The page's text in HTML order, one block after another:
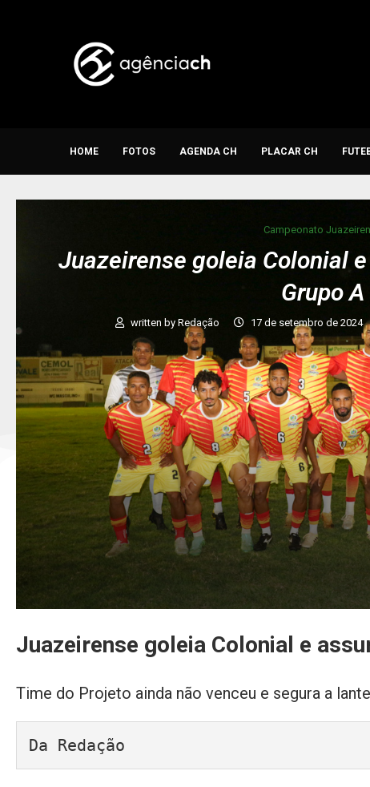
HOME FOTOS AGENDA CH PLACAR CH
Campeonato
Juazeirense goleia Colonial
Grupo A
written byRedação 17 de setembro de 2024
Juazeirense goleia Colonial e
Time do Projeto ainda não venceu e segura a
Da Redação